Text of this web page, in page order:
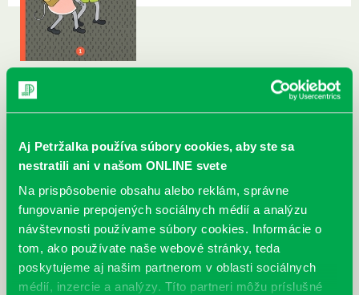
Aj Petržalka používa súbory cookies, aby ste sa
nestratili ani v našom ONLINE svete
Na prispôsobenie obsahu alebo reklám, správne
fungovanie prepojených sociálnych médií a analýzu
návštevnosti používame súbory cookies. Informácie o
tom, ako používate naše webové stránky, teda
poskytujeme aj našim partnerom v oblasti sociálnych
médií, inzercie a analýzy. Títo partneri môžu príslušné